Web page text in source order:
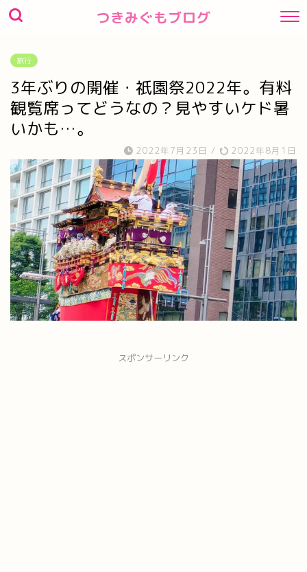
つきみぐもブログ
旅行
3年ぶりの開催・祇園祭2022年。有料
観覧席ってどうなの？見やすいケド暑
いかも…。
2022年7月23日 / 2022年8月1日
スポンサーリンク